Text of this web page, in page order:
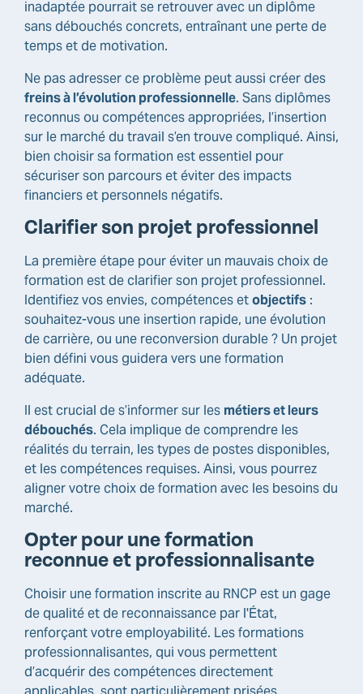
inadaptée pourrait se retrouver avec un diplôme
sans débouchés concrets, entraînant une perte de
temps et de motivation.
Ne pas adresser ce problème peut aussi créer des
freins à l’évolution professionnelle. Sans diplômes
reconnus ou compétences appropriées, l’insertion
sur le marché du travail s’en trouve compliqué. Ainsi,
bien choisir sa formation est essentiel pour
sécuriser son parcours et éviter des impacts
financiers et personnels négatifs.
Clarifier son projet professionnel
La première étape pour éviter un mauvais choix de
formation est de clarifier son projet professionnel.
Identifiez vos envies, compétences etobjectifs:
souhaitez-vous une insertion rapide, une évolution
de carrière, ou une reconversion durable ? Un projet
bien défini vous guidera vers une formation
adéquate.
Il est crucial de s’informer sur les métiers et leurs
débouchés. Cela implique de comprendre les
réalités du terrain, les types de postes disponibles,
et les compétences requises. Ainsi, vous pourrez
aligner votre choix de formation avec les besoins du
marché.
Opter pour une formation
reconnue et professionnalisante
Choisir une formation inscrite au RNCP est un gage
de qualité et de reconnaissance par l'État,
renforçant votre employabilité. Les formations
professionnalisantes, qui vous permettent
d’acquérir des compétences directement